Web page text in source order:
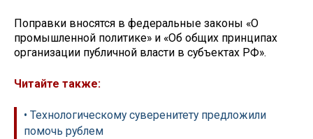
Поправки вносятся в федеральные законы «О
промышленной политике» и «Об общих принципах
организации публичной власти в субъектах РФ».
Читайте также:
• Технологическому суверенитету предложили
помочь рублем